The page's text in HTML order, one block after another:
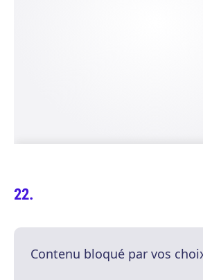
Contenu bloqué par vos